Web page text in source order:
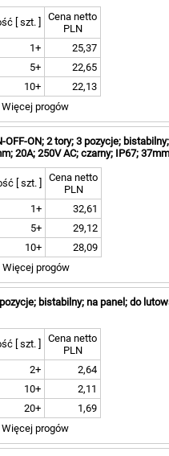
[ szt. ]
Cena netto
PLN
1+
25,37
5+
22,65
10+
22,13
Więcej progów
ON; 2 tory; 3 pozycje;
20A; 250V AC; czarny; IP67;
[ szt. ]
Cena netto
PLN
1+
32,61
5+
29,12
10+
28,09
Więcej progów
bistabilny; na panel; do
[ szt. ]
Cena netto
PLN
2+
2,64
10+
2,11
20+
1,69
Więcej progów